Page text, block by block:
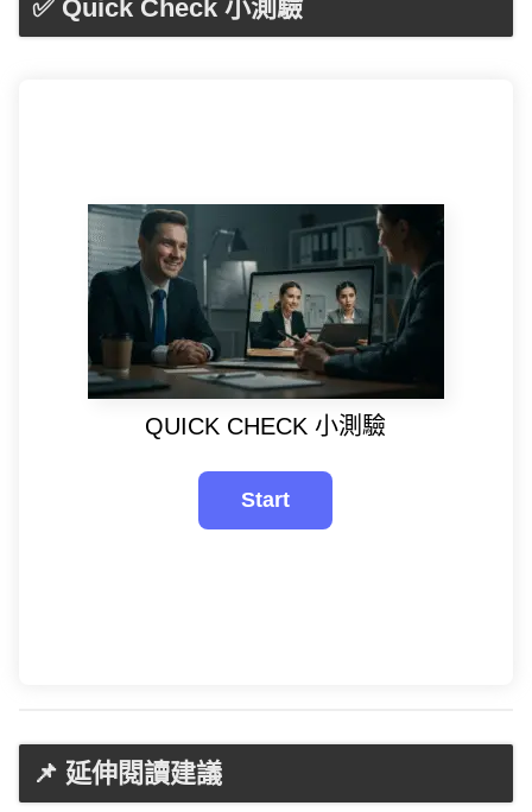
✅ Quick Check 小測驗
QUICK CHECK 小測驗
📌 延伸閱讀建議